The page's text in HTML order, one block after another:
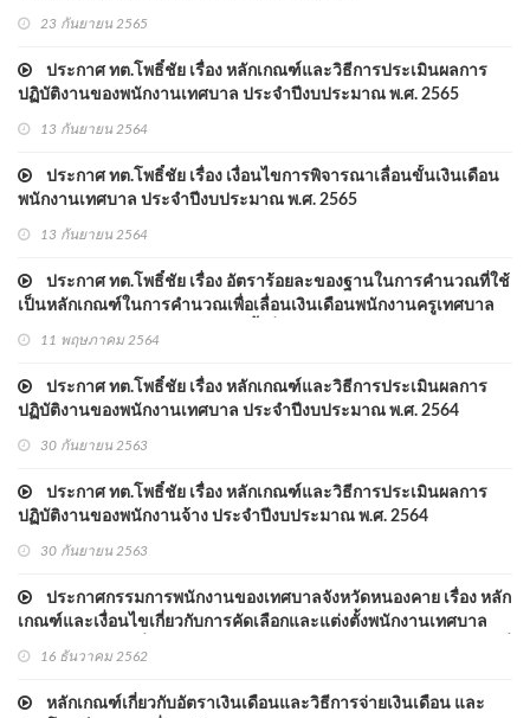
23 กันยายน 2565
ประกาศ ทต.โพธิ์ชัย เรื่อง หลักเกณฑ์และวิธีการประเมินผลการ
ปฏิบัติงานของพนักงานเทศบาล ประจำปีงบประมาณ พ.ศ. 2565
13 กันยายน 2564
ประกาศ ทต.โพธิ์ชัย เรื่อง เงื่อนไขการพิจารณาเลื่อนขั้นเงินเดือน
พนักงานเทศบาล ประจำปีงบประมาณ พ.ศ. 2565
13 กันยายน 2564
ประกาศ ทต.โพธิ์ชัย เรื่อง อัตราร้อยละของฐานในการคำนวณที่ใช้
เป็นหลักเกณฑ์ในการคำนวณเพื่อเลื่อนเงินเดือนพนักงานครูเทศบาล
11 พฤษภาคม 2564
ประกาศ ทต.โพธิ์ชัย เรื่อง หลักเกณฑ์และวิธีการประเมินผลการ
ปฏิบัติงานของพนักงานเทศบาล ประจำปีงบประมาณ พ.ศ. 2564
30 กันยายน 2563
ประกาศ ทต.โพธิ์ชัย เรื่อง หลักเกณฑ์และวิธีการประเมินผลการ
ปฏิบัติงานของพนักงานจ้าง ประจำปีงบประมาณ พ.ศ. 2564
30 กันยายน 2563
ประกาศกรรมการพนักงานของเทศบาลจังหวัดหนองคาย เรื่อง หลัก
เกณฑ์และเงื่อนไขเกี่ยวกับการคัดเลือกและแต่งตั้งพนักงานเทศบาล
ตำแหน่งประเภททั่วไปและประเภทวิชาการให้ดำรงตำแหน่งในระดับที่
16 ธันวาคม 2562
หลักเกณฑ์เกี่ยวกับอัตราเงินเดือนและวิธีการจ่ายเงินเดือน และ